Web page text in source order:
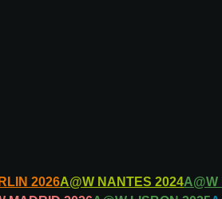
2026A@W NANTES 2024A@W